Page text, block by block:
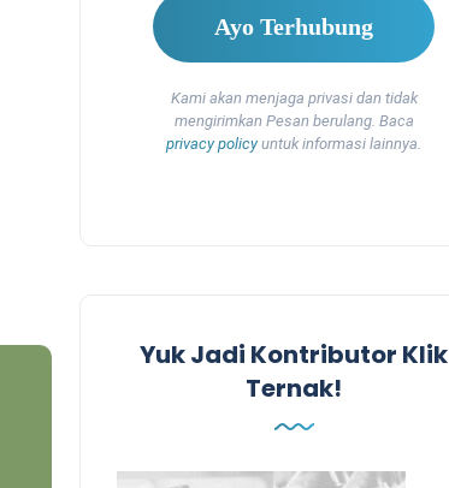
Kami akan menjaga privasi dan tidak
mengirimkan Pesan berulang. Baca
privacy policyuntuk informasi lainnya.
Yuk Jadi Kontributor Klik
Ternak!